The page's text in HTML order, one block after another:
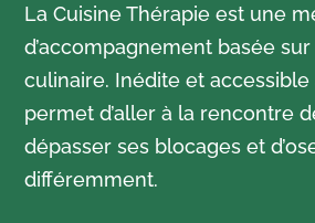
La Cuisine Thérapie est une
d’accompagnement basée sur
culinaire. Inédite et
permet d’aller à la rencontre
dépasser ses blocages et
différemment.